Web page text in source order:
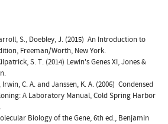
S., Doebley, J. (2015)  An Introduction to
Freeman/Worth, New York.
S. T. (2014) Lewin's Genes XI, Jones &
C. A. and Janssen, K. A. (2006)  Condensed
A Laboratory Manual, Cold Spring Harbor
Biology of the Gene, 6th ed., Benjamin